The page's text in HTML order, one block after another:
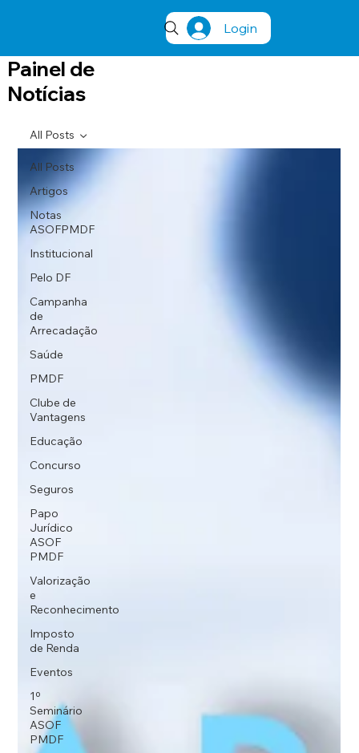
Login
Painel de
Notícias
All Posts
Artigos
Notas
ASOFPMDF
Institucional
Pelo DF
Campanha
de
Arrecadação
Saúde
PMDF
Clube de
Vantagens
Educação
Concurso
Seguros
Papo
Jurídico
ASOF
PMDF
Valorização
e
Reconhecimento
Imposto
de Renda
Eventos
1º
Seminário
ASOF
PMDF
All Posts